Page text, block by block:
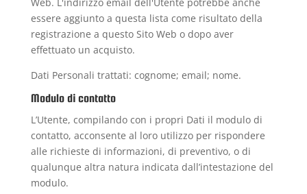
essere aggiunto a questa lista come risultato della
registrazione a questo Sito Web o dopo aver
effettuato un acquisto.
Dati Personali trattati: cognome; email; nome.
Modulo di contatto
L’Utente, compilando con i propri Dati il modulo di
contatto, acconsente al loro utilizzo per rispondere
alle richieste di informazioni, di preventivo, o di
qualunque altra natura indicata dall’intestazione del
modulo.